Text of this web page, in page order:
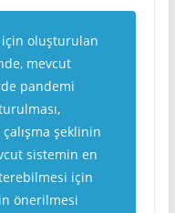
oluşturulan
mevcut
pandemi
şeklinin
sistemin en
için
önerilmesi